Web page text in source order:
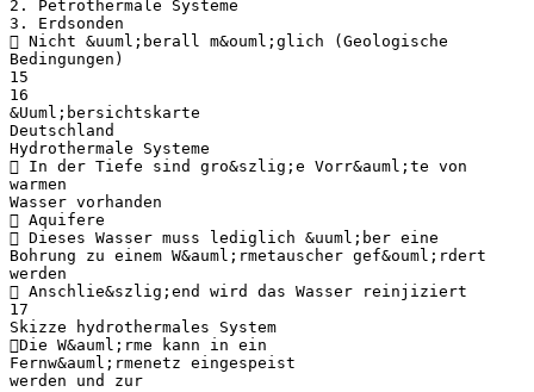
2. Petrothermale Systeme
3. Erdsonden
 Nicht &uuml;berall m&ouml;glich (Geologische
Bedingungen)
15
16
&Uuml;bersichtskarte
Deutschland
Hydrothermale Systeme
 In der Tiefe sind gro&szlig;e Vorr&auml;te von
warmen
Wasser vorhanden
 Aquifere
 Dieses Wasser muss lediglich &uuml;ber eine
Bohrung zu einem W&auml;rmetauscher gef&ouml;rdert
werden
 Anschlie&szlig;end wird das Wasser reinjiziert
17
Skizze hydrothermales System
Die W&auml;rme kann in ein
Fernw&auml;rmenetz eingespeist
werden und zur